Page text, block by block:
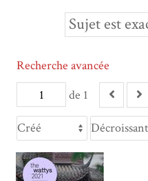
Sujet est
de 1
Recherche avancée